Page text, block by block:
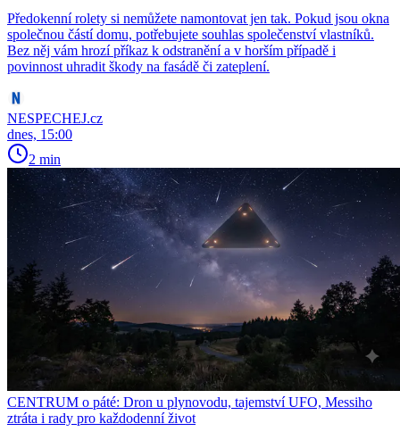
Předokenní rolety si nemůžete namontovat jen tak. Pokud jsou okna
společnou částí domu, potřebujete souhlas společenství vlastníků.
Bez něj vám hrozí příkaz k odstranění a v horším případě i
povinnost uhradit škody na fasádě či zateplení.
NESPECHEJ.cz
dnes, 15:00
2 min
CENTRUM o páté: Dron u plynovodu, tajemství UFO, Messiho
ztráta i rady pro každodenní život